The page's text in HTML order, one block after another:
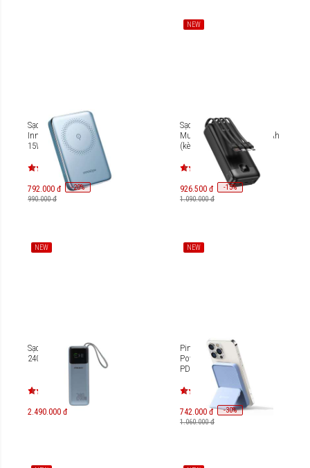
Sạc dự phòng MagSafe
Innostyle Powermag Slim
15W PD/QC3.0 20W
10000mAh IM20PD
792.000 đ -20%
990.000 đ
NEW
Sạc dự phòng Innostyle
MultiCharge Go 20000 mAh
(kèm 4 cáp) MCG20K
926.500 đ -15%
1.090.000 đ
NEW
Sạc dự phòng Pisen Bolt
240W 27000mAh TP-D106
2.490.000 đ
NEW
Pin sạc dự phòng Mazer
Power Bank With USB-C
PD20W 5000mAh M-
MagAir15
742.000 đ -30%
1.060.000 đ